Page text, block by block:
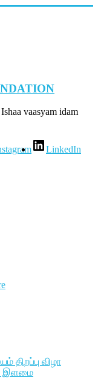
idam
LinkedIn
விழா
இளமை